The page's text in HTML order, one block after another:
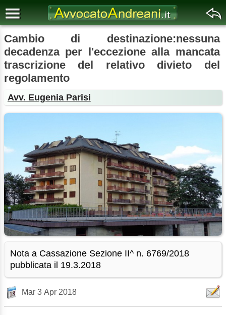
Cambio di destinazione:nessuna
decadenza per l'eccezione alla mancata
trascrizione del relativo divieto del
regolamento
Avv. Eugenia Parisi
Nota a Cassazione Sezione II^ n. 6769/2018
pubblicata il 19.3.2018
Mar 3 Apr 2018